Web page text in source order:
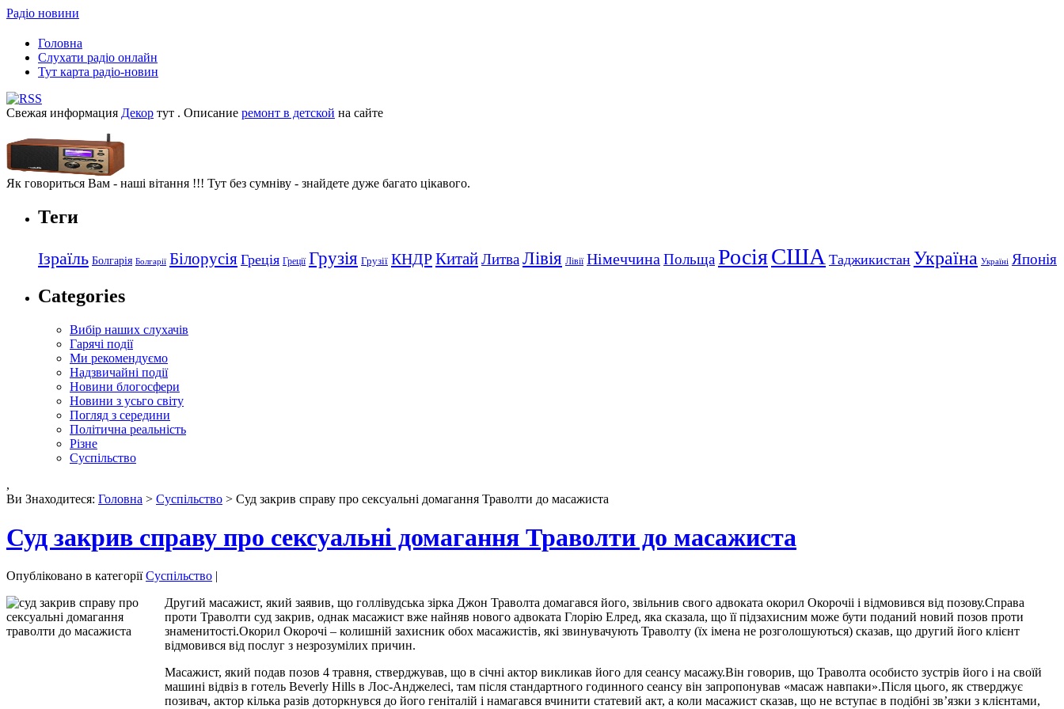
Радіо новини
Головна
Слухати радіо онлайн
Тут карта радіо-новин
Свежая информация Декор тут . Описание ремонт в детской на сайте
Як говориться Вам - наші вітання !!! Тут без сумніву - знайдете дуже багато цікавого.
Теги
Ізраїль Болгарія Болгарії Білорусія Греція Греції Грузія Грузії КНДРКитайЛитваЛівія Лівії Німеччина ПольщаРосіяСША Таджикистан Україна Україні Японія
Categories
Вибір наших слухачів
Гарячі події
Ми рекомендуємо
Надзвичайні події
Новини блогосфери
Новини з усьго світу
Погляд з середини
Політична реальність
Різне
Суспільство
,
Ви Знаходитеся: Головна > Суспільство > Суд закрив справу про сексуальні домагання Траволти до масажиста
Суд закрив справу про сексуальні домагання Траволти до масажиста
Опубліковано в категоріїСуспільство |
Другий масажист, який заявив, що голлівудська зірка Джон Траволта домагався його, звільнив свого адвоката окорил Окорочіі і відмовився від позову.Справа
проти Траволти суд закрив, однак масажист вже найняв нового адвоката Глорію Елред, яка сказала, що її підзахисним може бути поданий новий позов проти
знаменитості.Окорил Окорочі – колишній захисник обох масажистів, які звинувачують Траволту (їх імена не розголошуються) сказав, що другий його клієнт
відмовився від послуг з незрозумілих причин.
Масажист, який подав позов 4 травня, стверджував, що в січні актор викликав його для сеансу масажу.Він говорив, що Траволта особисто зустрів його і на своїй
машині відвіз в готель Beverly Hills в Лос-Анджелесі, там після стандартного годинного сеансу він запропонував «масаж навпаки».Після цього, як стверджує
позивач, актор кілька разів доторкнувся до його геніталій і намагався вчинити статевий акт, а коли масажист сказав, що не вступає в подібні зв’язки з клієнтами,